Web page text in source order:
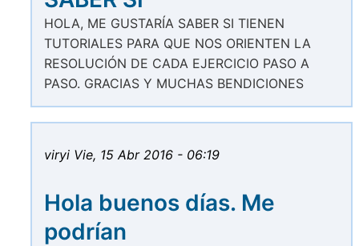
HOLA, ME GUSTARÍA SABER SI TIENEN
TUTORIALES PARA QUE NOS ORIENTEN LA
RESOLUCIÓN DE CADA EJERCICIO PASO A
PASO. GRACIAS Y MUCHAS BENDICIONES
viryi Vie, 15 Abr 2016 - 06:19
Hola buenos días. Me
podrían